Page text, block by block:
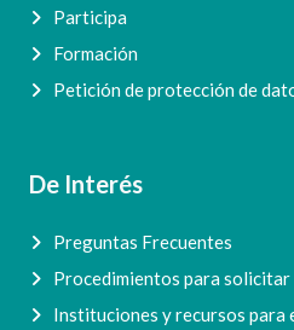
Participa
Formación
Petición de protección de
De Interés
Preguntas Frecuentes
Procedimientos para
Instituciones y recursos para